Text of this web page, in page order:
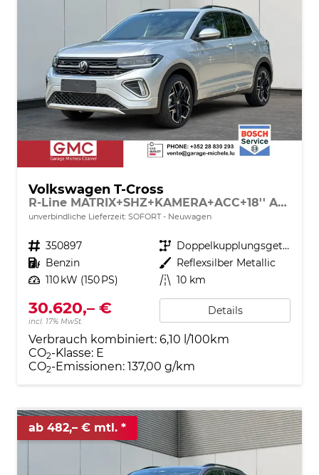
Volkswagen T-Cross
R-Line MATRIX+SHZ+KAMERA+ACC+18'' ALU+KESSY+APP
unverbindliche Lieferzeit: SOFORT Neuwagen
Fahrzeugnr. 350897 Getriebe
Doppelkupplungsgetriebe (DSG)
Kraftstoff Benzin Außenfarbe Reflexsilber Metallic
Leistung 110 kW (150 PS) Kilometerstand 10 km
30.620,– €
incl. 17% MwSt.
Details
Verbrauch kombiniert: 6,10 l/100km
CO2-Klasse: E
CO2-Emissionen: 137,00 g/km
ab 482,– € mtl.